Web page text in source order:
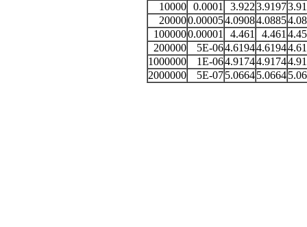
10000
0.0001 3.9223.9197
200000.000054.09084.0885
1000000.00001 4.461 4.461
200000
5E-064.61944.6194
1000000
1E-064.91744.9174
2000000
5E-07 5.0664 5.0664